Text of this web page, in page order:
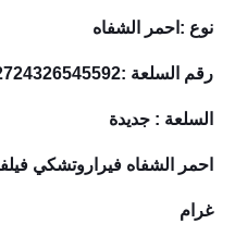
نوع :احمر الشفاه
رقم السلعة :2724326545592
السلعة : جديدة
غرام